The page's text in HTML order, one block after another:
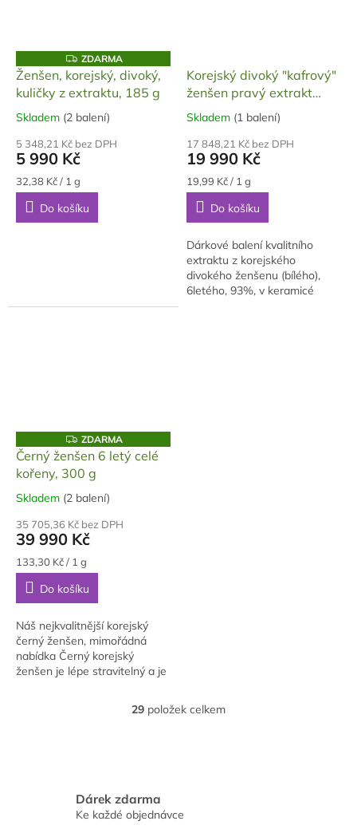
Z
D
A
R
A
ZDARMA
Ženšen, korejský, divoký,
kuličky z extraktu, 185 g
Průměrné
produktu
je
5,0
z
hvězdiček.
Skladem (2 balení)
5 348,21 Kč bez DPH
5 990 Kč
Měrná
cena:
32,38 Kč / 1 g
Do košíku
Korejský divoký "kafrový"
ženšen pravý extrakt
1000 g
Průměrné
produktu
je
5,0
z
hvězdiček.
Skladem (1 balení)
17 848,21 Kč bez DPH
19 990 Kč
Měrná
cena:
19,99 Kč / 1 g
Do košíku
Dárkové balení kvalitního
extraktu z korejského
divokého ženšenu (bílého),
6letého, 93%, v keramicé
Z
D
A
R
A
ZDARMA
Černý ženšen 6 letý celé
kořeny, 300 g
Průměrné
produktu
je
5,0
z
hvězdiček.
Skladem (2 balení)
35 705,36 Kč bez DPH
39 990 Kč
Měrná
cena:
133,30 Kč / 1 g
Do košíku
Náš nejkvalitnější korejský
černý ženšen, mimořádná
nabídka Černý korejský
ženšen je lépe stravitelný a je
vhodný i pro osoby pod 35 let
O
í
29 položek celkem
Dárek zdarma
Ke každé objednávce